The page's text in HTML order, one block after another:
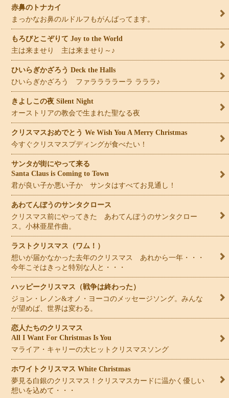
赤鼻のトナカイ
まっかなお鼻のルドルフもがんばってます。
もろびとこぞりて Joy to the World
主は来ませり 主は来ませり～♪
ひいらぎかざろう Deck the Halls
ひいらぎかざろう ファララララーラ ラララ♪
きよしこの夜 Silent Night
オーストリアの教会で生まれた聖なる夜
クリスマスおめでとう We Wish You A Merry Christmas
今すぐクリスマスプディングが食べたい！
サンタが街にやって来る
Santa Claus is Coming to Town
君が良い子か悪い子か サンタはすべてお見通し！
あわてんぼうのサンタクロース
クリスマス前にやってきた あわてんぼうのサンタクロー
ス。小林亜星作曲。
ラストクリスマス（ワム！）
想いが届かなかった去年のクリスマス あれから一年・・・
今年こそはきっと特別な人と・・・
ハッピークリスマス（戦争は終わった）
ジョン・レノン&オノ・ヨーコのメッセージソング。みんな
が望めば、世界は変わる。
恋人たちのクリスマス
All I Want For Christmas Is You
マライア・キャリーの大ヒットクリスマスソング
ホワイトクリスマス White Christmas
夢見る白銀のクリスマス！クリスマスカードに温かく優しい
想いを込めて・・・